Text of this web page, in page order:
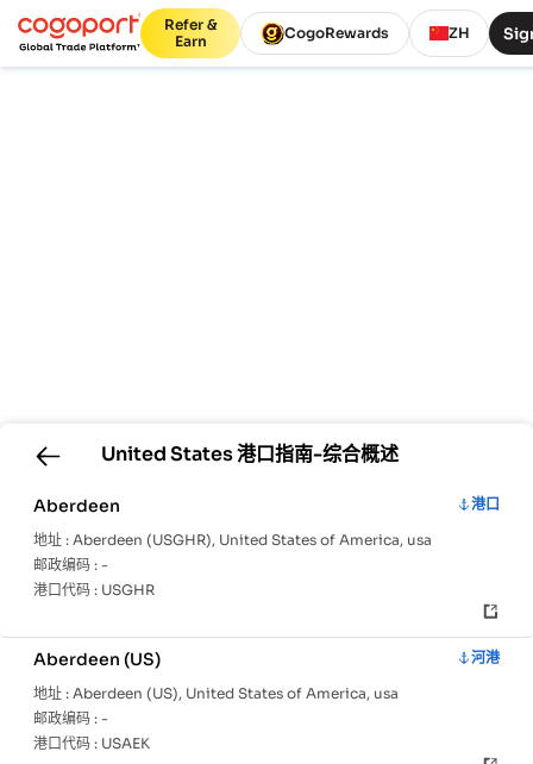
Refer &
Earn
CogoRewards ZH
United States港口指南-综合概述
Aberdeen
港口
地址 : Aberdeen (USGHR), United States of America, usa
邮政编码 : -
港口代码 : USGHR
Aberdeen (US)
河港
地址 : Aberdeen (US), United States of America, usa
邮政编码 : -
港口代码 : USAEK